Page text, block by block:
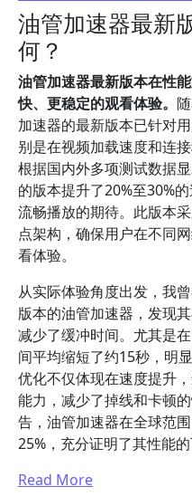
油管加速器最新
何？
油管加速器最新版本在性
快、更稳定的观看体验。
加速器的最新版本已针对
别是在视频加载速度和连
根据国内外多项测试数据
的版本提升了20%至30%
流畅播放的期待。此版本
点架构，确保用户在不同
看体验。
从实际体验角度出发，我
版本的油管加速器，发现
减少了缓冲时间。尤其是
间平均缩短了约15秒，明
优化不仅体现在速度提升
能力，减少了掉线和卡顿
告，油管加速器在全球范
25%，充分证明了其性能的
Read More